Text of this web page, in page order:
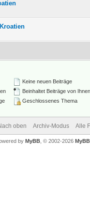
0 Bewertung(en) - 0 von 5
0 Bewertung(en) - 0 von 5
Keine neuen Beiträge
Beinhaltet Beiträge von Ihnen
Geschlossenes Thema
oben Archiv-Modus Alle
by MyBB, © 2002-2026